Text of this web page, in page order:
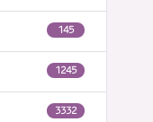
145
1245
3332